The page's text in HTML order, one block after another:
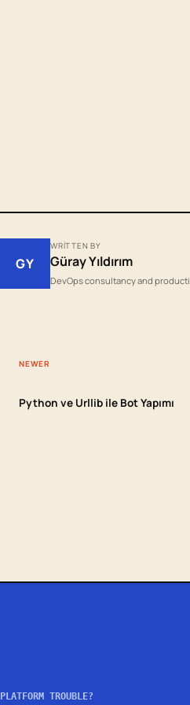
GY
WRITTEN BY
Güray Yıldırım
DevOps consultancy and
NEWER
Python ve Urllib ile Bot Yapımı
PLATFORM TROUBLE?